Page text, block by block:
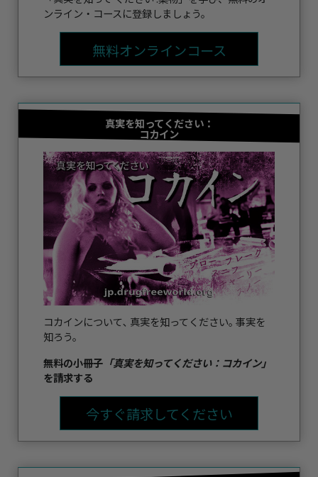
ンライン・コースに登録しましょう。
無料オンラインコース
真実を知ってください：
コカイン
コカインについて､ 真実を知ってください｡ 事実を
知ろう。
無料の小冊子 「真実を知ってください：コカイン」
を請求する
今すぐ請求してください